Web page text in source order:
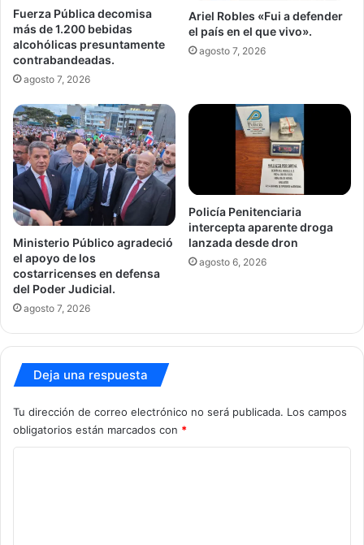
Fuerza Pública decomisa
más de 1.200 bebidas
alcohólicas presuntamente
contrabandeadas.
agosto 7, 2026
Ariel Robles «Fui a defender
el país en el que vivo».
agosto 7, 2026
Ministerio Público agradeció
el apoyo de los
costarricenses en defensa
del Poder Judicial.
agosto 7, 2026
Policía Penitenciaria
intercepta aparente droga
lanzada desde dron
agosto 6, 2026
Deja una respuesta
Tu dirección de correo electrónico no será publicada. Los campos
obligatorios están marcados con *